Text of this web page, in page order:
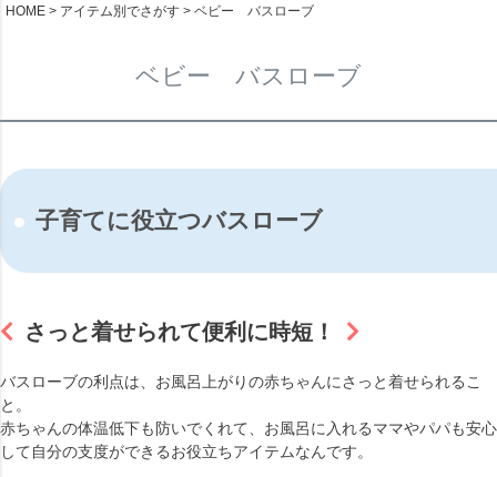
HOME アイテム別でさがす ベビー バスローブ
ベビー バスローブ
子育てに役立つバスローブ
さっと着せられて便利に時短！
バスローブの利点は、お風呂上がりの赤ちゃんにさっと着せられるこ
と。
赤ちゃんの体温低下も防いでくれて、お風呂に入れるママやパパも安心
して自分の支度ができるお役立ちアイテムなんです。